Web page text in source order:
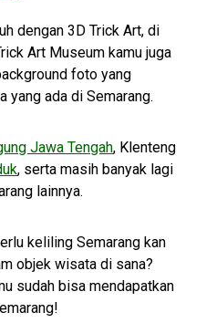
dengan 3D Trick Art, di
Art Museum kamu juga
foto yang
ada di Semarang.
Jawa Tengah, Klenteng
, serta masih banyak lagi
lainnya.
keliling Semarang kan
objek wisata di sana?
sudah bisa mendapatkan